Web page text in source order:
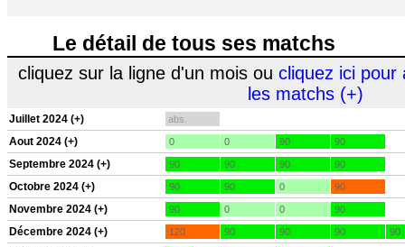
Le détail de tous ses matchs
cliquez sur la ligne d'un mois ou cliquez ici pour
les matchs (+)
Juillet 2024 (+) abs.
Aout 2024 (+) 0 0 90 90
Septembre 2024 (+) 90 90 90 90
Octobre 2024 (+) 90 90 0 90
Novembre 2024 (+) 90 0 0 90
Décembre 2024 (+) 120 90 90 90 90